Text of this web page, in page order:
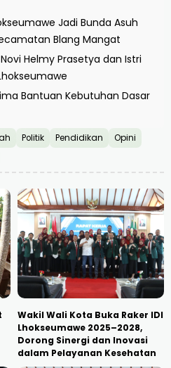
Jadi Bunda Asuh
Blang Mangat
Helmy Prasetya dan Istri
Bantuan Kebutuhan Dasar
Politik Pendidikan
Opini
Wakil Wali Kota Buka Raker IDI
Lhokseumawe 2025–2028,
Dorong Sinergi dan Inovasi
dalam Pelayanan Kesehatan